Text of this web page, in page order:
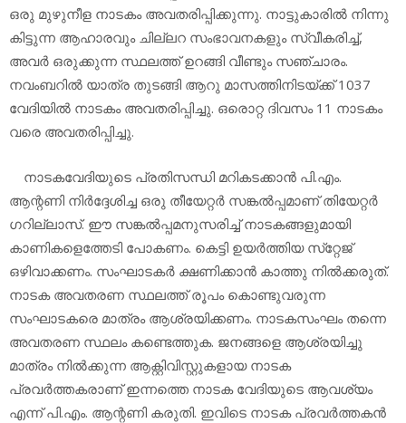
ഒരു മുഴുനീള നാടകം അവതരിപ്പിക്കുന്നു. നാട്ടുകാരില്‍ നിന്നു
കിട്ടുന്ന ആഹാരവും ചില്ലറ സംഭാവനകളും സ്വീകരിച്ച്,
അവര്‍ ഒരുക്കുന്ന സ്ഥലത്ത് ഉറങ്ങി വീണ്ടും സഞ്ചാരം.
നവംബറില്‍ യാത്ര തുടങ്ങി ആറു മാസത്തിനിടയ്ക്ക് 1037
വേദിയില്‍ നാടകം അവതരിപ്പിച്ചു. ഒരൊറ്റ ദിവസം 11 നാടകം
വരെ അവതരിപ്പിച്ചു.
നാടകവേദിയുടെ പ്രതിസന്ധി മറികടക്കാന്‍ പി.എം.
ആന്റണി നിര്‍ദ്ദേശിച്ച ഒരു തീയേറ്റര്‍ സങ്കല്‍പ്പമാണ് തിയേറ്റര്‍
ഗറില്ലാസ്. ഈ സങ്കല്‍പ്പമനുസരിച്ച് നാടകങ്ങളുമായി
കാണികളെത്തേടി പോകണം. കെട്ടി ഉയര്‍ത്തിയ സ്‌റ്റേജ്
ഒഴിവാക്കണം. സംഘാടകര്‍ ക്ഷണിക്കാന്‍ കാത്തു നില്‍ക്കരുത്.
നാടക അവതരണ സ്ഥലത്ത് രൂപം കൊണ്ടുവരുന്ന
സംഘാടകരെ മാത്രം ആശ്രയിക്കണം. നാടകസംഘം തന്നെ
അവതരണ സ്ഥലം കണ്ടെത്തുക. ജനങ്ങളെ ആശ്രയിച്ചു
മാത്രം നില്‍ക്കുന്ന ആക്റ്റിവിസ്റ്റുകളായ നാടക
പ്രവര്‍ത്തകരാണ് ഇന്നത്തെ നാടക വേദിയുടെ ആവശ്യം
എന്ന് പി.എം. ആന്റണി കരുതി. ഇവിടെ നാടക പ്രവര്‍ത്തകന്‍